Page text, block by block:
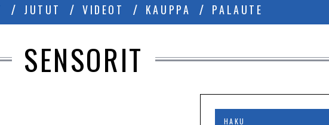
JUTUT VIDEOT KAUPPA PALAUTE
SENSORIT